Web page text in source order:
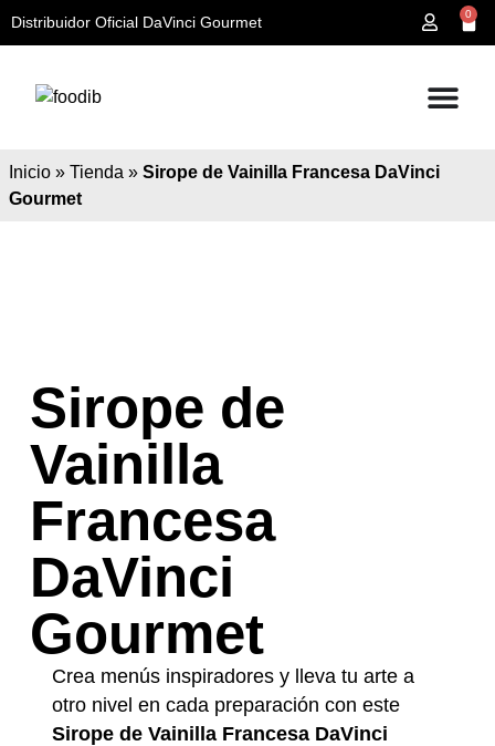
Distribuidor Oficial DaVinci Gourmet 0
Inicio » Tienda » Sirope de Vainilla Francesa DaVinci
Gourmet
Sirope de
Vainilla
Francesa
DaVinci
Gourmet
Crea menús inspiradores y lleva tu arte a
otro nivel en cada preparación con este
Sirope de Vainilla Francesa DaVinci